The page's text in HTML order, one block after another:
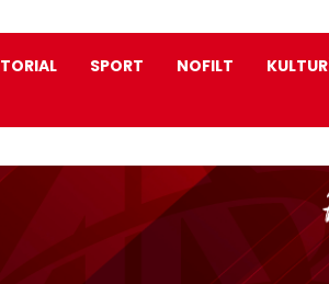
SPORT NOFILT